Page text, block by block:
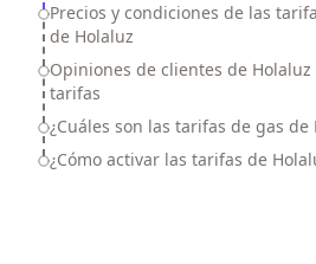
Precios y condiciones de las
de Holaluz
Opiniones de clientes de Holaluz
tarifas
¿Cuáles son las tarifas de gas de
¿Cómo activar las tarifas de